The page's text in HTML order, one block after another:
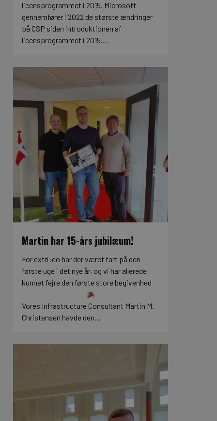
licensprogrammet i 2015. Microsoft
gennemfører i 2022 de største ændringer
på CSP siden introduktionen af
licensprogrammet i 2015….
Martin har 15-års jubilæum!
For extri:co har der været fart på den
første uge i det nye år, og vi har allerede
kunnet fejre den første store begivenhed
Vores Infrastructure Consultant Martin M.
Christensen havde den…